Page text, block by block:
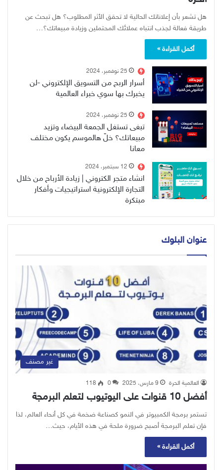
هل تشعر بأن إعلاناتك الحالية لا تحقق الأثر المطلوب؟ هل تبحث عن
طريقة فعالة لجذب انتباه عملائك المحتملين وزيادة مبيعاتك؟…
أكمل القراءة »
25 نوفمبر، 2024
أسرار الربح من التسويق الإلكتروني -لن
يخبرك بها سوي خبراء العالمية
25 نوفمبر، 2024
تبغى تستغل الجمعة البيضاء وتزيد
مبيعاتك؟ خلّ هالموسم يكون مختلف
معانا
12 سبتمبر، 2024
انشاء متجر الكتروني | زيادة الأرباح من خلال
التجارة الإلكترونية استراتيجيات وأفكار
مبتكرة
عنوان البلوك
غير مصنف
العالمية الحرة 9 مارس، 2025 0
118
أفضل 10 قنوات على اليوتيوب لتعلم البرمجة
تستمر برمجة الكمبيوتر في النمو كصناعة ضخمة في كل أنحاء العالم، لذا
فإن تعلم البرمجة أصبح ضرورة ملحة في هذه الأيام، حيث…
أكمل القراءة »